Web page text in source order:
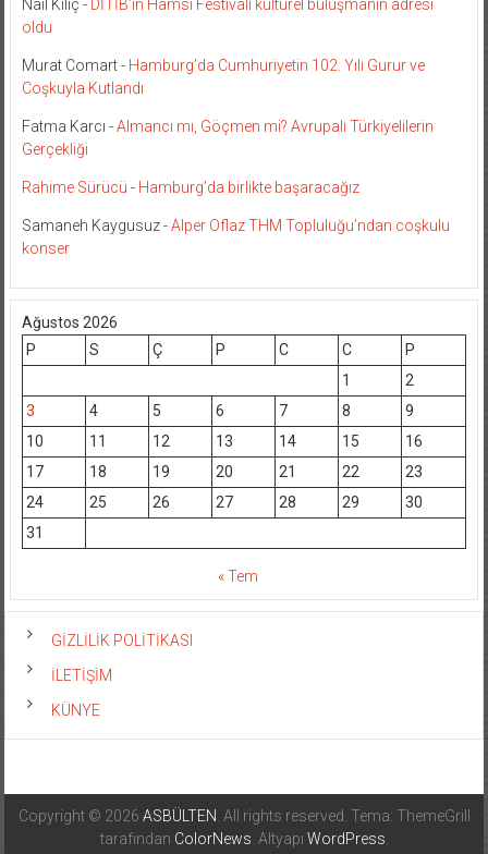
Nail Kılıç - DİTİB’in Hamsi Festivali kültürel buluşmanın adresi
oldu
Murat Comart- Hamburg’da Cumhuriyetin 102. Yılı Gurur ve
Coşkuyla Kutlandı
Fatma Karcı -Almancı mı, Göçmen mi? Avrupalı Türkiyelilerin
Gerçekliği
Rahime Sürücü - Hamburg’da birlikte başaracağız
Samaneh Kaygusuz-Alper Oflaz THM Topluluğu’ndan coşkulu
konser
Ağustos 2026
P
S Ç P C C
P
1
2
3
4 5 6 7 8
9
10
11 12 13 14 15
16
17
18 19 20 21 22
23
24
25 26 27 28 29
30
31
« Tem
GİZLİLİK POLİTİKASI
İLETİŞİM
KÜNYE
Copyright © 2026 ASBÜLTEN . All rights reserved. Tema: ThemeGrill
tarafından ColorNews . Altyapı WordPress